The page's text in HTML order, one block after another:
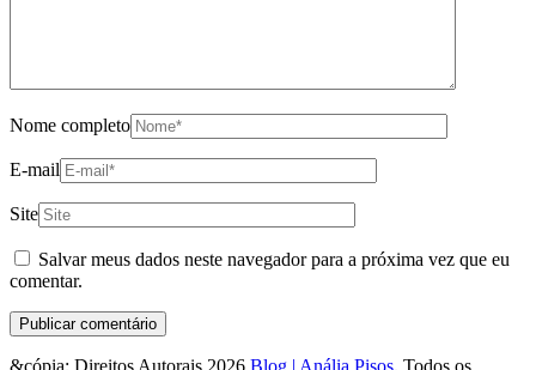
Nome completo
E-mail
Site
Salvar meus dados neste navegador para a próxima vez que eu
comentar.